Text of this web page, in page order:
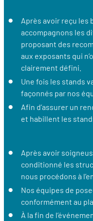
Après avoir reçu les
accompagnons les
proposant des
aux exposants qui
clairement défini.
Une fois les stands
façonnés par nos
Afin d’assurer un
et habillent les
Après avoir
conditionné les
nous procédons à
Nos équipes de
conformément au
À la fin de